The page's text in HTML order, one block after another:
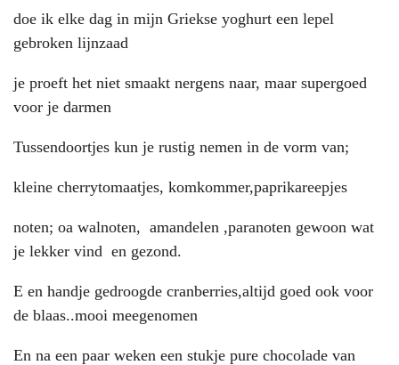
doe ik elke dag in mijn Griekse yoghurt een lepel
gebroken lijnzaad
je proeft het niet smaakt nergens naar, maar supergoed
voor je darmen
Tussendoortjes kun je rustig nemen in de vorm van;
kleine cherrytomaatjes, komkommer,paprikareepjes
noten; oa walnoten, amandelen ,paranoten gewoon wat
je lekker vind en gezond.
E en handje gedroogde cranberries,altijd goed ook voor
de blaas..mooi meegenomen
En na een paar weken een stukje pure chocolade van